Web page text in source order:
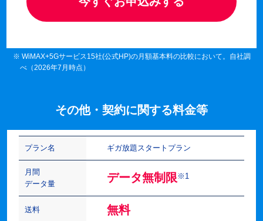
※ WiMAX+5Gサービス15社(公式HP)の月額基本料の比較において。自社調
べ（2026年7月時点）
その他・契約に関する料金等
プラン名 ギガ放題スタートプラン
月間
データ量
データ無制限 ※1
送料 無料